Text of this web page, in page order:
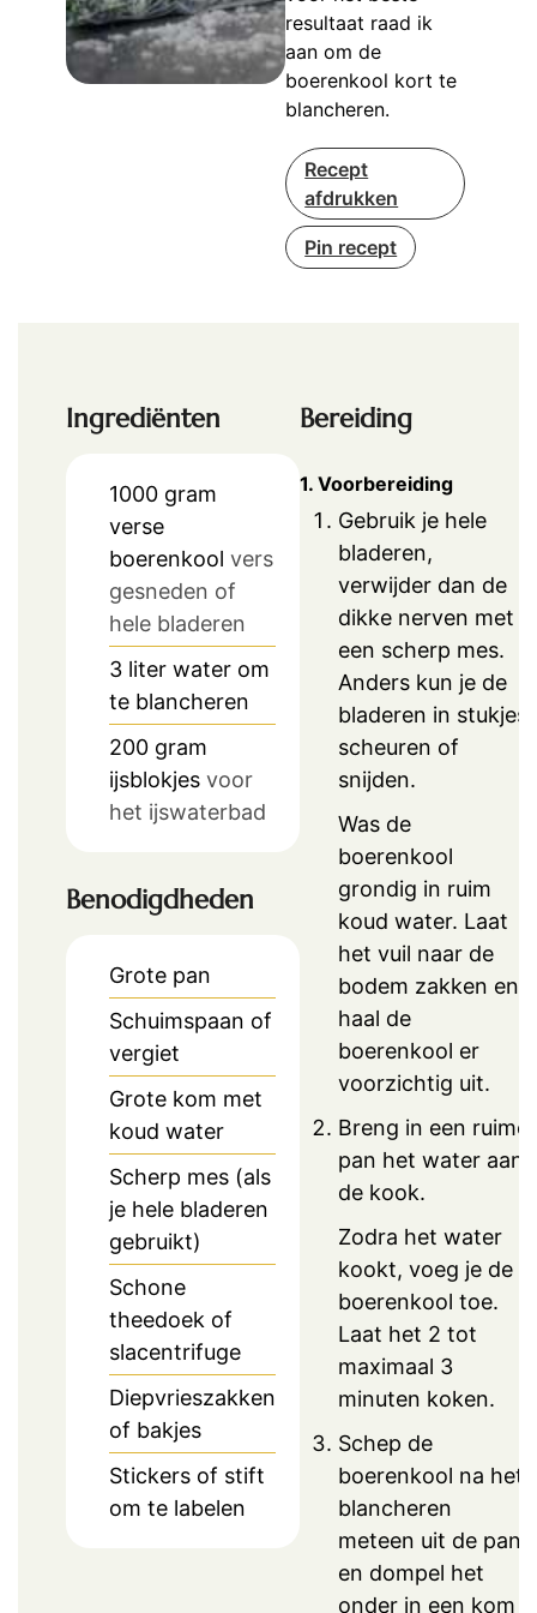
resultaat raad ik
aan om de
boerenkool kort te
blancheren.
Recept
afdrukken
Pin recept
Ingrediënten
1000 gram
verse
boerenkool vers
gesneden of
hele bladeren
3 liter water om
te blancheren
200 gram
ijsblokjes voor
het ijswaterbad
Benodigdheden
Grote pan
Schuimspaan of
vergiet
Grote kom met
koud water
Scherp mes (als
je hele bladeren
gebruikt)
Schone
theedoek of
slacentrifuge
Diepvrieszakken
of bakjes
Stickers of stift
om te labelen
Bereiding
1. Voorbereiding
Gebruik je hele
bladeren,
verwijder dan de
dikke nerven met
een scherp mes.
Anders kun je de
bladeren in stukjes
scheuren of
snijden.
Was de
boerenkool
grondig in ruim
koud water. Laat
het vuil naar de
bodem zakken en
haal de
boerenkool er
voorzichtig uit.
Breng in een ruime
pan het water aan
de kook.
Zodra het water
kookt, voeg je de
boerenkool toe.
Laat het 2 tot
maximaal 3
minuten koken.
Schep de
boerenkool na het
blancheren
meteen uit de pan
en dompel het
onder in een kom